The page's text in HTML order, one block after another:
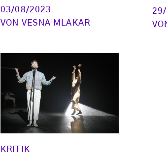
03/08/2023
VON VESNA MLAKAR
KRITIK